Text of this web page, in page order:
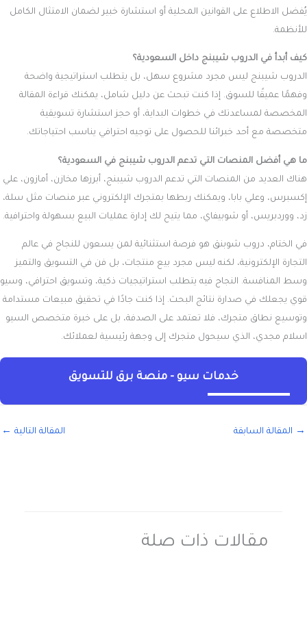
يُفضل الاطلاع على القوانين المحلية أو استشارة خبير لضمان الامتثال الكامل
للأنظمة.
كيف أبدأ في الدروب شيبنج داخل السعودية؟
الدروب شيبنج ليس مجرد مشروع سهل، بل يتطلب استراتيجية واضحة
وفهمًا عميقًا للسوق. إذا كنت تبحث عن دليل شامل، يمكنك قراءة المقالة
المخصصة لمساعدتك في خطوات البداية، أو حجز استشارة تسويقية
متخصصة مع أحد خبرائنا للحصول على توجيه احترافي يناسب احتياجاتك.
ما هي أفضل المنصات التي تدعم الدروب شيبنج في السعودية؟
هناك العديد من المنصات التي تدعم الدروب شيبنج، أبرزها مخازن، أمازون، علي
إكسبرس، وعلي بابا، ويمكنك ربطها بمتجرك الإلكتروني عبر منصات مثل سلة،
زد، ووردبريس، أو شوبيفاي، مما يتيح لك إدارة عمليات البيع بسهولة واحترافية.
في الختام، دروب شوبنق هو فرصة استثنائية لمن يسعون للنجاح في عالم
التجارة الإلكترونية، لكنه ليس مجرد بيع منتجات، بل فن في التسويق والتميز
وسط المنافسة. النجاح فيه يتطلب استراتيجيات ذكية، وتسويق احترافي، وسيو
قوي يجعلك في صدارة نتائج البحث. إذا كنت جادًا في تحقيق مبيعات مستدامة
وتوسيع نطاق متجرك، فلا تعتمد على الصدفة، بل على خبرة متخصص السيو
اسلام مجدي، الذي سيحول متجرك إلى وجهة رئيسية لعملائك.
خدمات سيو - منصة برق للتسويق
→ المقالة السابقة المقالة التالية ←
مقالات ذات صلة